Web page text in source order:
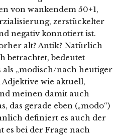
von wankendem 50+1,
zerstückelter
negativ konnotiert ist.
alt? Antik? Natürlich
betrachtet, bedeutet
„modisch/nach heutiger
wie aktuell,
meinen damit auch
das gerade eben („modo“)
definiert es auch der
es bei der Frage nach